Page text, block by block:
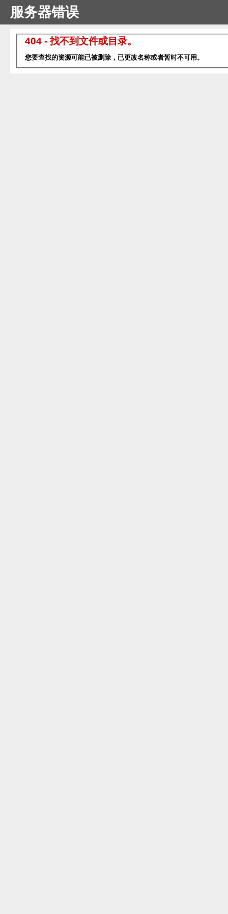
服务器错误
404 - 找不到文件或目录。
您要查找的资源可能已被删除，已更改名称或者暂时不可用。